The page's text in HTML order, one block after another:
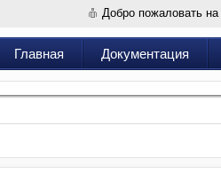
Добро пожаловать на
Главная Документация